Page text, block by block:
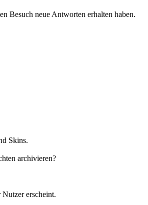
Besuch neue Antworten erhalten haben.
Skins.
archivieren?
erscheint.